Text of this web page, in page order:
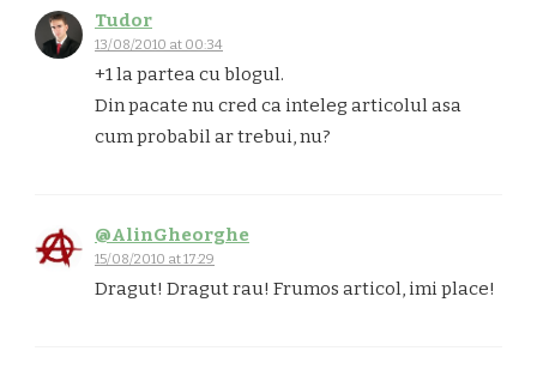
Tudor
13/08/2010 at 00:34
+1 la partea cu blogul.
Din pacate nu cred ca inteleg articolul asa
cum probabil ar trebui, nu?
@AlinGheorghe
15/08/2010 at 17:29
Dragut! Dragut rau! Frumos articol, imi place!